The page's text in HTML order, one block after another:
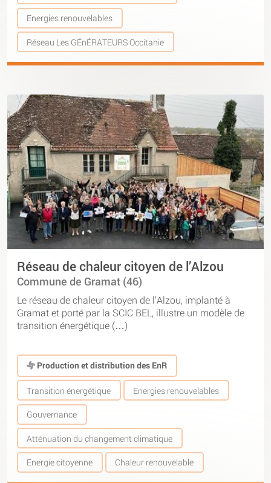
Energies renouvelables
Réseau Les GÉnÉRATEURS Occitanie
Réseau de chaleur citoyen de l’Alzou
Commune de Gramat (46)
Le réseau de chaleur citoyen de l’Alzou, implanté à
Gramat et porté par la SCIC BEL, illustre un modèle de
transition énergétique (…)
Production et distribution des EnR
Transition énergétique Energies renouvelables
Gouvernance
Atténuation du changement climatique
Energie citoyenne Chaleur renouvelable